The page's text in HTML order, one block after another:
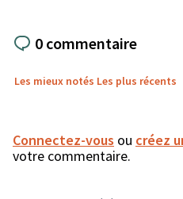
0 commentaire
Les mieux notés Les plus récents
Connectez-vous ou créez
votre commentaire.